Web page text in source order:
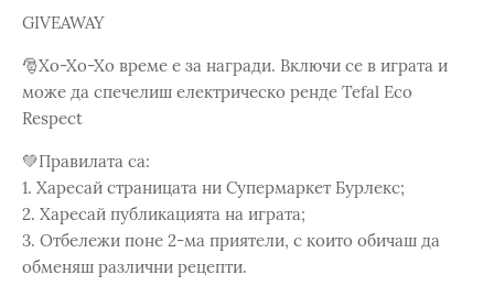
GIVEAWAY
🎅Xo-Xo-Xo време е за награди. Включи се в играта и
може да спечелиш електрическо ренде Tefal Eco
Respect
💚Правилата са:
1. Харесай страницата ни Супермаркет Бурлекс;
2. Харесай публикацията на играта;
3. Отбележи поне 2-ма приятели, с които обичаш да
обменяш различни рецепти.